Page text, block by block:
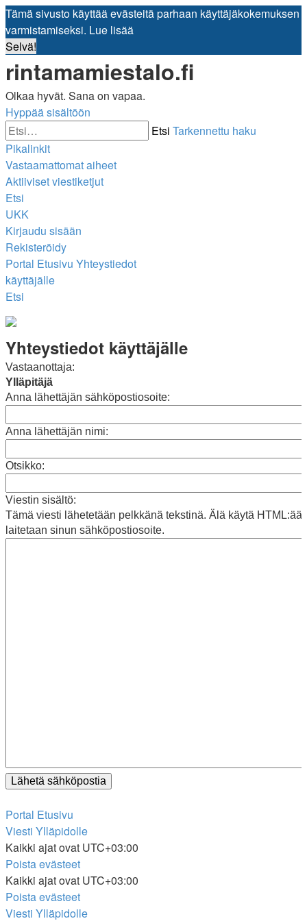
Tämä sivusto käyttää evästeitä parhaan käyttäjäkokemuksen
varmistamiseksi. Lue lisää
Selvä!
rintamamiestalo.fi
Olkaa hyvät. Sana on vapaa.
Hyppää sisältöön
Etsi Tarkennettu haku
Pikalinkit
Vastaamattomat aiheet
Aktiiviset viestiketjut
Etsi
UKK
Kirjaudu sisään
Rekisteröidy
Portal Etusivu Yhteystiedot
käyttäjälle
Etsi
Yhteystiedot käyttäjälle
Vastaanottaja:
Ylläpitäjä
Anna lähettäjän sähköpostiosoite:
Anna lähettäjän nimi:
Otsikko:
Viestin sisältö:
Tämä viesti lähetetään pelkkänä tekstinä. Älä käytä
laitetaan sinun sähköpostiosoite.
Portal Etusivu
Viesti Ylläpidolle
Kaikki ajat ovat UTC+03:00
Poista evästeet
Kaikki ajat ovat UTC+03:00
Poista evästeet
Viesti Ylläpidolle